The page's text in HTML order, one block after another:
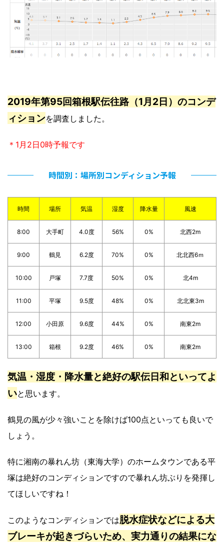
2019年第95回箱根駅伝往路（1月2日）のコンデ
ィションを調査しました。
＊1月2日0時予報です
時間別：場所別コンディション予報
時間 場所 気温 湿度 降水量 風速
8:00 大手町 4.0度 56% 0% 北西2m
9:00 鶴見 6.2度 70% 0% 北北西6ｍ
10:00 戸塚 7.7度 50% 0% 北4m
11:00 平塚 9.5度 48% 0% 北北東3m
12:00 小田原 9.6度 44% 0% 南東2m
13:00 箱根 9.2度 46% 0% 南東2m
気温・湿度・降水量と絶好の駅伝日和といってよ
いと思います。
鶴見の風が少々強いことを除けば100点といっても良いで
しょう。
特に湘南の暴れん坊（東海大学）のホームタウンである平
塚は絶好のコンディションですので暴れん坊ぶりを発揮し
てほしいですね！
このようなコンディションでは脱水症状などによる大
ブレーキが起きづらいため、実力通りの結果にな